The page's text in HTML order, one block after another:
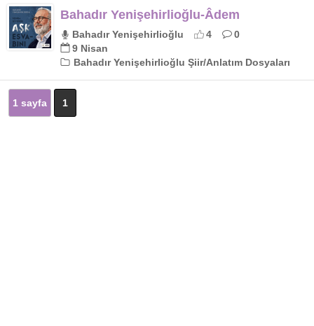
Bahadır Yenişehirlioğlu-Âdem
Bahadır Yenişehirlioğlu 4
0
9 Nisan
Bahadır Yenişehirlioğlu Şiir/Anlatım Dosyaları
1 sayfa 1